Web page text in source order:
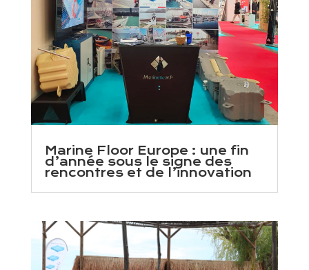
Marine Floor Europe : une fin
d’année sous le signe des
rencontres et de l’innovation